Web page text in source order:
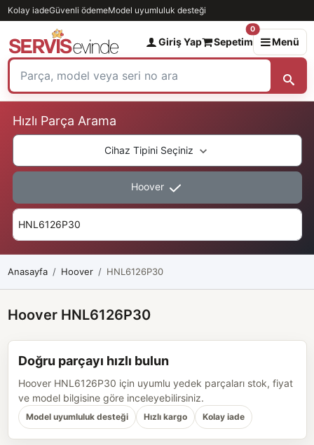
Kolay iadeGüvenli ödemeModel uyumluluk desteği
Giriş Yap Sepetim
0
Menü
Hızlı Parça Arama
Cihaz Tipini Seçiniz
Hoover
Anasayfa Hoover HNL6126P30
Hoover HNL6126P30
Doğru parçayı hızlı bulun
Hoover HNL6126P30 için uyumlu yedek parçaları stok, fiyat
ve model bilgisine göre inceleyebilirsiniz.
Model uyumluluk desteği Hızlı kargo Kolay iade